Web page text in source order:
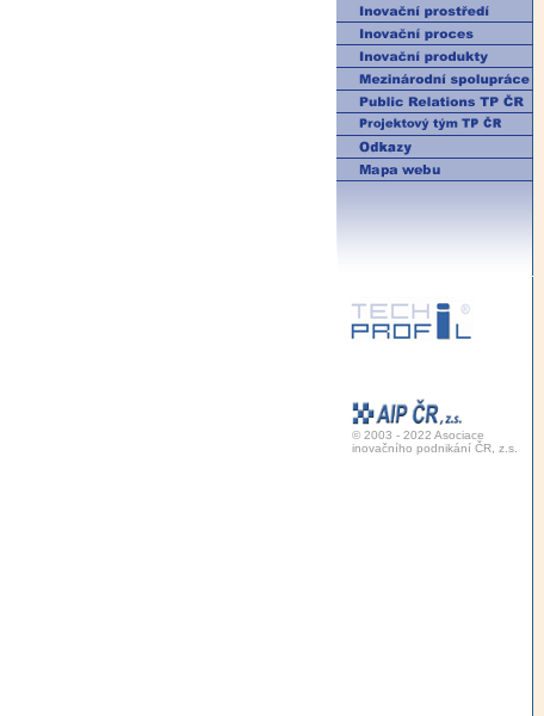
© 2003 - 2022 Asociace
inovačního podnikání ČR, z.s.